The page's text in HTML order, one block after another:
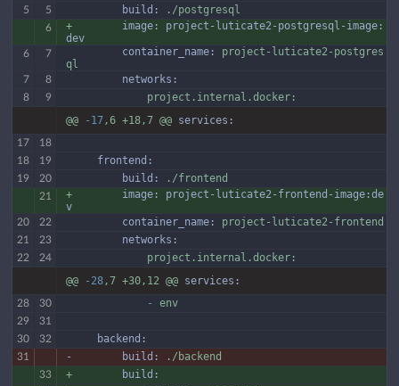
5 5
         build:
./postgresql
6 + image:
project-luticate2-postgresql-image:
dev
6 7
         container_name:
project-luticate2-postgres
ql
7 8
         networks:
8 9
project.internal.docker:
@@
-17,6 +18,7 @@ services:
17
18
18
19
     frontend:
19 20
         build:
./frontend
21 + image:
project-luticate2-frontend-image:de
v
20 22
         container_name:
project-luticate2-frontend
21 23
         networks:
22 24
project.internal.docker:
@@
-28,7 +30,12 @@ services:
28 30
             -
env
29
31
30
32
     backend:
31 -        build: ./backend
33 + build: